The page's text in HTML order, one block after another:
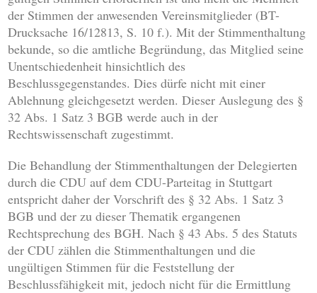
der Stimmen der anwesenden Vereinsmitglieder (BT-
Drucksache 16/12813, S. 10 f.). Mit der Stimmenthaltung
bekunde, so die amtliche Begründung, das Mitglied seine
Unentschiedenheit hinsichtlich des
Beschlussgegenstandes. Dies dürfe nicht mit einer
Ablehnung gleichgesetzt werden. Dieser Auslegung des §
32 Abs. 1 Satz 3 BGB werde auch in der
Rechtswissenschaft zugestimmt.
Die Behandlung der Stimmenthaltungen der Delegierten
durch die CDU auf dem CDU-Parteitag in Stuttgart
entspricht daher der Vorschrift des § 32 Abs. 1 Satz 3
BGB und der zu dieser Thematik ergangenen
Rechtsprechung des BGH. Nach § 43 Abs. 5 des Statuts
der CDU zählen die Stimmenthaltungen und die
ungültigen Stimmen für die Feststellung der
Beschlussfähigkeit mit, jedoch nicht für die Ermittlung